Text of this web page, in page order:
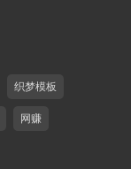
织梦模板
网赚